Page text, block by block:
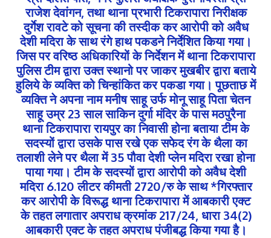
राजेश देवांगन, तथा थाना प्रभारी टिकरापारा निरीक्षक
दुर्गेश रावटे को सूचना की तस्दीक कर आरोपी को अवैध
देशी मदिरा के साथ रंगे हाथ पकडने निर्देशित किया गया।
जिस पर वरिष्ठ अधिकारियों के निर्देशन में थाना टिकरापारा
पुलिस टीम द्वारा उक्त स्थानो पर जाकर मुखबीर द्वारा बताये
हुलिये के व्यक्ति को चिन्हांकित कर पकडा गया। पूछताछ में
व्यक्ति ने अपना नाम मनीष साहू उर्फ मोनू साहू पिता चेतन
साहू उम्र 23 साल साकिन दुर्गा मंदिर के पास मठपुरैना
थाना टिकरापारा रायपुर का निवासी होना बताया टीम के
सदस्यों द्वारा उसके पास रखे एक सफेद रंग के थैला का
तलाशी लेने पर थैला में 35 पौवा देशी प्लेन मदिरा रखा होना
पाया गया। टीम के सदस्यों द्वारा आरोपी को अवैध देशी
मदिरा 6.120 लीटर कीमती 2720/रु के साथ *गिरफ्तार
कर आरोपी के विरूद्ध थाना टिकरापारा में आबकारी एक्ट
के तहत लगातार अपराध क्रमांक 217/24, धारा 34(2)
आबकारी एक्ट के तहत अपराध पंजीबद्ध किया गया है।